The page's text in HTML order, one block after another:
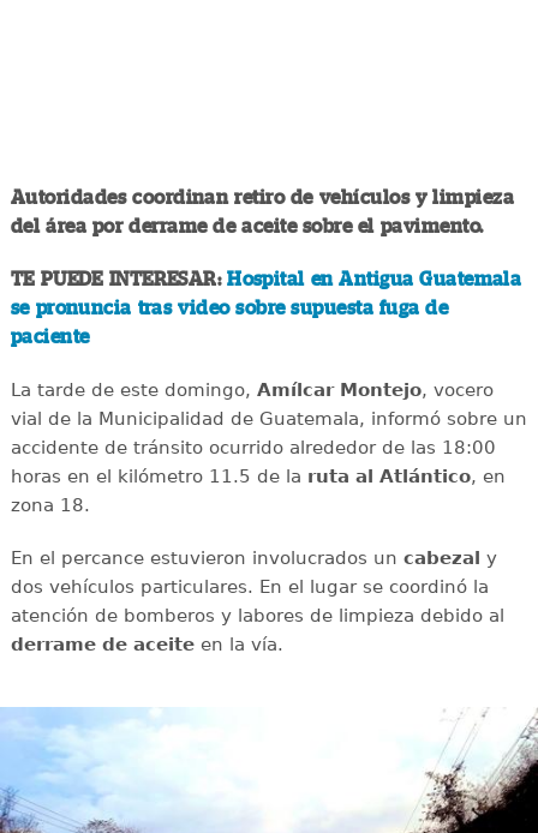
Autoridades coordinan retiro de vehículos y limpieza
del área por derrame de aceite sobre el pavimento.
TE PUEDE INTERESAR:Hospital en Antigua Guatemala
se pronuncia tras video sobre supuesta fuga de
paciente
La tarde de este domingo, Amílcar Montejo, vocero
vial de la Municipalidad de Guatemala, informó sobre un
accidente de tránsito ocurrido alrededor de las 18:00
horas en el kilómetro 11.5 de la ruta al Atlántico, en
zona 18.
En el percance estuvieron involucrados un cabezal y
dos vehículos particulares. En el lugar se coordinó la
atención de bomberos y labores de limpieza debido al
derrame de aceiteen la vía.